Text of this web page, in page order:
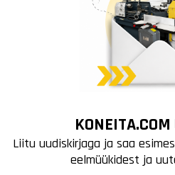
Liitu uudiskirjaga ja saa
eelmüükidest ja